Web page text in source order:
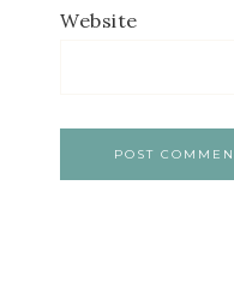
Website